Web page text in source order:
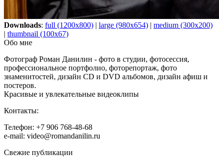
Downloads: full (1200x800) | large (980x654) | medium (300x200)
| thumbnail (100x67)
Обо мне
Фотограф Роман Данилин - фото в студии, фотосессия,
профессиональное портфолио, фоторепортаж, фото
знаменитостей, дизайн CD и DVD альбомов, дизайн афиш и
постеров.
Красивые и увлекательные видеоклипы
Контакты:
Телефон: +7 906 768-48-68
e-mail: video@romandanilin.ru
Свежие публикации